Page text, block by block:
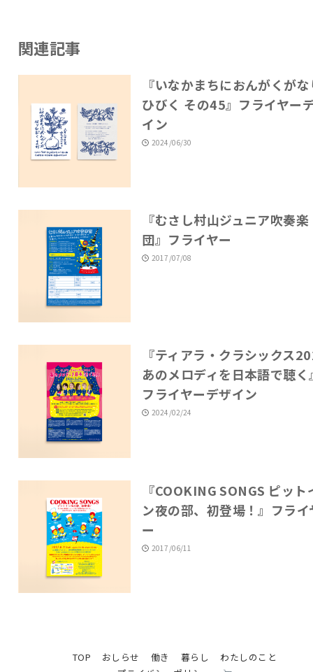
関連記事
『いなかまちにおんがくが
ひびく その45』フライヤー
イン
2024/06/30
『むさし村山ジュニア吹奏楽
団』フライヤー
2017/07/08
『ティアラ・クラシックス
あのメロディを日本語で聴く
フライヤーデザイン
2024/02/24
『COOKING SONGS ピット
ン夜の部、初登場！』フライ
ー
2017/06/11
TOP おしらせ 働き 暮らし
わたしのこと